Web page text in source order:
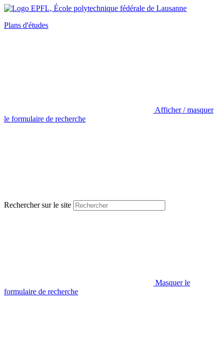
Plans d'études
Afficher / masquer
le formulaire de recherche
Rechercher sur le site
Masquer le
formulaire de recherche